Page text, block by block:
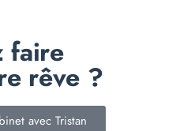
faire
rêve ?
avec Tristan